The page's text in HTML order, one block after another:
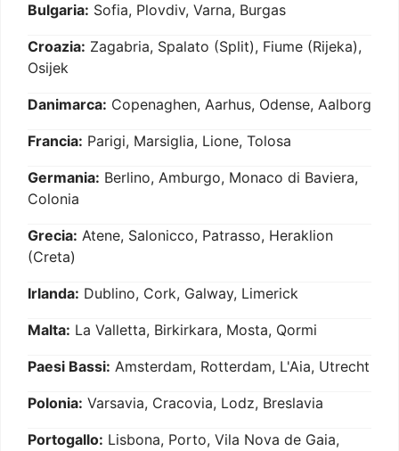
Bulgaria: Sofia, Plovdiv, Varna, Burgas
Croazia: Zagabria, Spalato (Split), Fiume (Rijeka),
Osijek
Danimarca: Copenaghen, Aarhus, Odense, Aalborg
Francia: Parigi, Marsiglia, Lione, Tolosa
Germania: Berlino, Amburgo, Monaco di Baviera,
Colonia
Grecia: Atene, Salonicco, Patrasso, Heraklion
(Creta)
Irlanda: Dublino, Cork, Galway, Limerick
Malta: La Valletta, Birkirkara, Mosta, Qormi
Paesi Bassi: Amsterdam, Rotterdam, L'Aia, Utrecht
Polonia: Varsavia, Cracovia, Lodz, Breslavia
Portogallo: Lisbona, Porto, Vila Nova de Gaia,